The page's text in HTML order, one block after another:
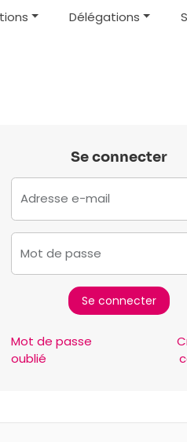
Délégations
Se connecter
Adresse e-mail
Mot de passe
Mot de passe
oublié